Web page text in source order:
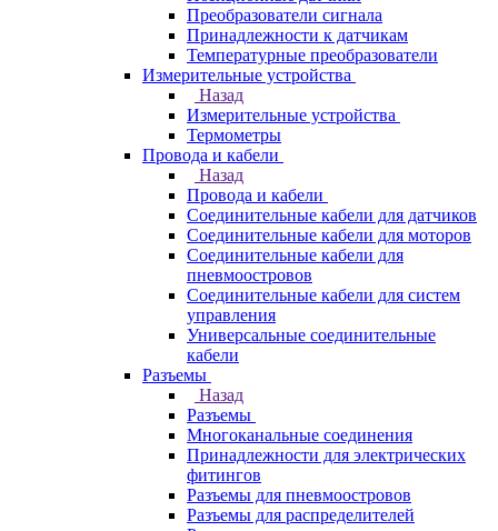
Преобразователи сигнала
Принадлежности к датчикам
Температурные преобразователи
Измерительные устройства
Назад
Измерительные устройства
Термометры
Провода и кабели
Назад
Провода и кабели
Соединительные кабели для датчиков
Соединительные кабели для моторов
Соединительные кабели для
пневмоостровов
Соединительные кабели для систем
управления
Универсальные соединительные
кабели
Разъемы
Назад
Разъемы
Многоканальные соединения
Принадлежности для электрических
фитингов
Разъемы для пневмоостровов
Разъемы для распределителей